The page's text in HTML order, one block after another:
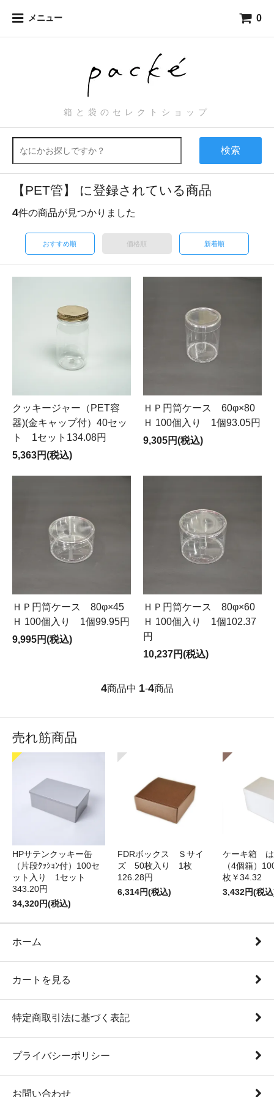
メニュー 0
箱と袋のセレクトショップ
検索
【PET管】 に登録されている商品
4件の商品が見つかりました
おすすめ順 価格順 新着順
クッキージャー（PET容
器)(金キャップ付）40セッ
ト 1セット134.08円
5,363円(税込)
ＨＰ円筒ケース 60φ×80
Ｈ 100個入り 1個93.05円
9,305円(税込)
ＨＰ円筒ケース 80φ×45
Ｈ 100個入り 1個99.95円
9,995円(税込)
ＨＰ円筒ケース 80φ×60
Ｈ 100個入り 1個102.37
円
10,237円(税込)
4商品中 1-4商品
売れ筋商品
HPサテンクッキー缶
（片段ｸｯｼｮﾝ付）100セ
ット入り 1セット
343.20円
34,320円(税込)
FDRボックス Ｓサイ
ズ 50枚入り 1枚
126.28円
6,314円(税込)
ケーキ箱 は
（4個箱）
枚￥34.32
3,432円(税
ホーム
カートを見る
特定商取引法に基づく表記
プライバシーポリシー
お問い合わせ